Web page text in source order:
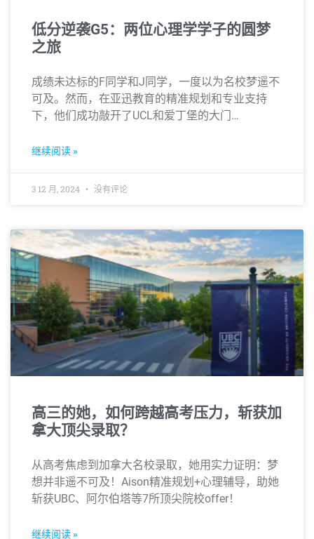
低分逆袭G5：两位心理学学子的圆梦
之旅
成绩未达标的F同学和J同学，一度以为名校梦遥不
可及。然而，在亚迅教育的精准规划和专业支持
下，他们成功敲开了UCL和爱丁堡的大门…
继续阅读 »
3 12 月, 2024 没有评论
高三的她，如何跨越高考压力，斩获加
拿大顶尖录取？
从高考焦虑到加拿大名校录取，她用实力证明：梦
想并非遥不可及！Aison精准规划+心理辅导，助她
斩获UBC、阿尔伯塔等7所顶尖院校offer！
继续阅读 »